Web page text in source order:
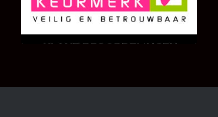
We zijn er zeer op gesteld om te weten wat u
als klant van ons en onze diensten vindt.